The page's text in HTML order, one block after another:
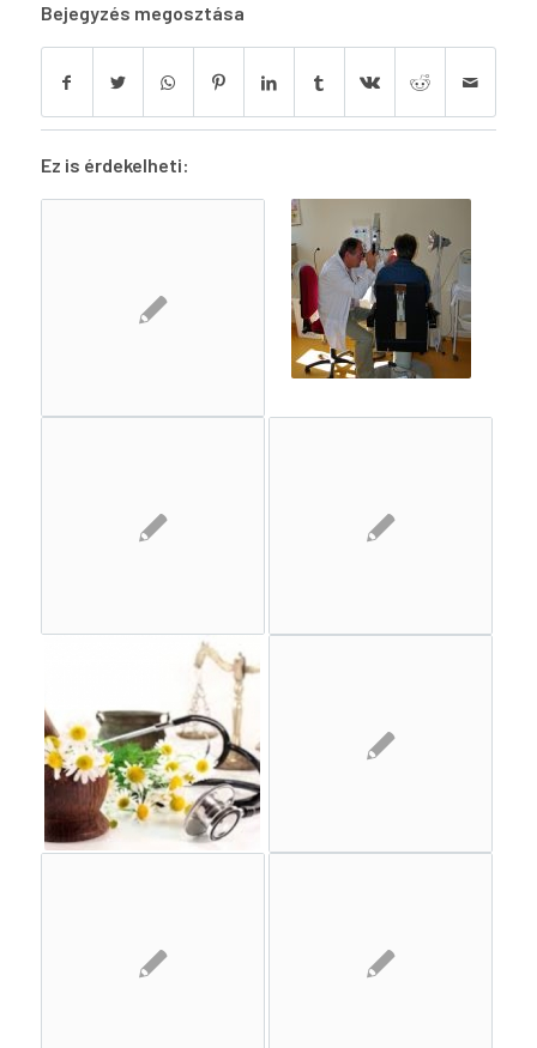
Bejegyzés megosztása
Ez is érdekelheti: